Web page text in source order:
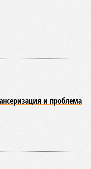
нарушения
В адрес
вынесены
выявленные
нарушений
содержание
гигиенических норм
питания детей и
а также
медицинских
проверок у 20
инфекций –